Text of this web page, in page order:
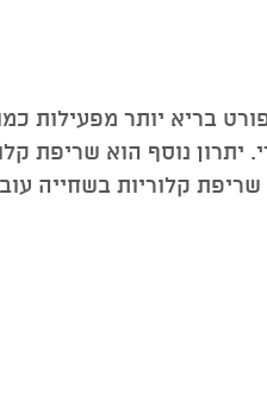
בריא יותר מפעילות
נוסף הוא שריפת
קלוריות בשחייה